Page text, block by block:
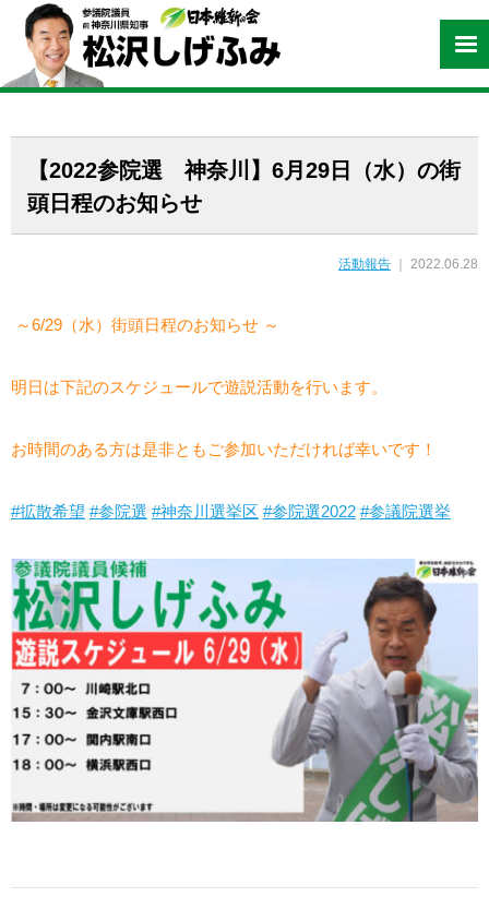
【2022参院選 神奈川】6月29日（水）の街
頭日程のお知らせ
活動報告 ｜ 2022.06.28
～6/29（水）街頭日程のお知らせ ～
明日は下記のスケジュールで遊説活動を行います。
お時間のある方は是非ともご参加いただければ幸いです！
#拡散希望 #参院選 #神奈川選挙区 #参院選2022 #参議院選挙